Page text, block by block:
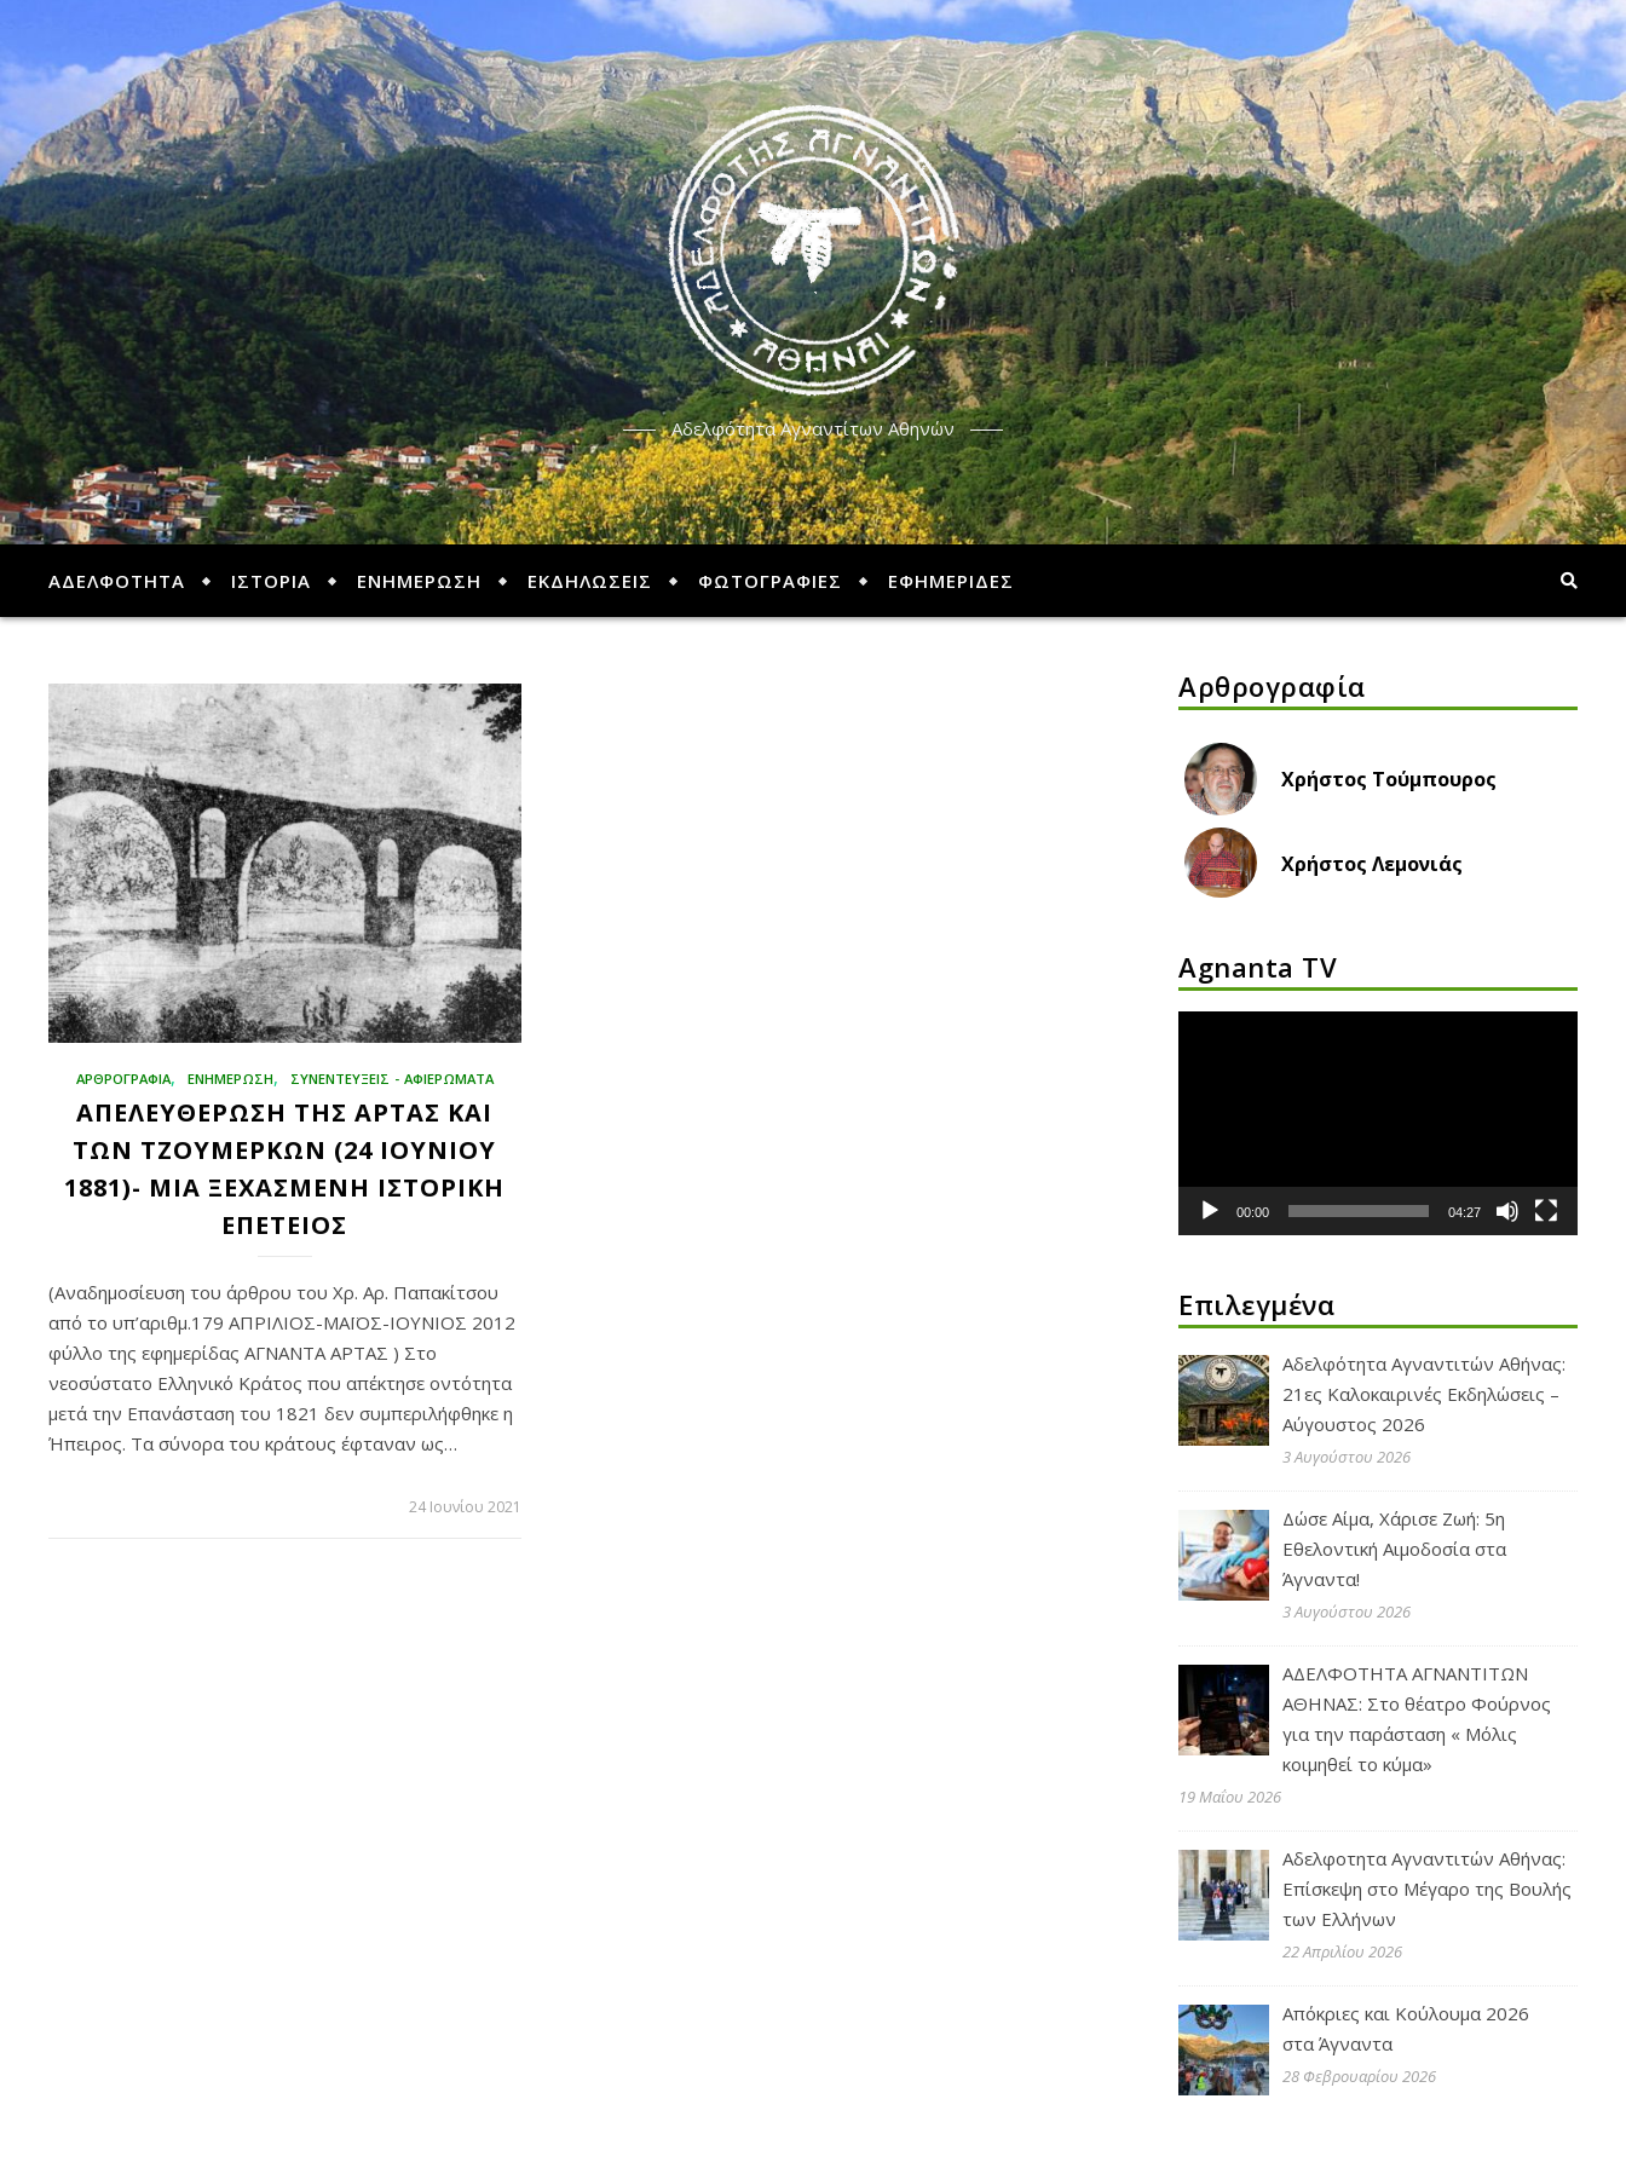
Αδελφότητα Αγναντίτων Αθηνών
ΑΔΕΛΦΟΤΗΤΑ ΙΣΤΟΡΙΑ ΕΝΗΜΕΡΩΣΗ ΕΚΔΗΛΩΣΕΙΣ ΦΩΤΟΓΡΑΦΙΕΣ ΕΦΗΜΕΡΙΔΕΣ
ΑΡΘΡΟΓΡΑΦΊΑ, ΕΝΗΜΕΡΩΣΗ, ΣΥΝΕΝΤΕΥΞΕΙΣ - ΑΦΙΕΡΩΜΑΤΑ
ΑΠΕΛΕΥΘΕΡΩΣΗ ΤΗΣ ΑΡΤΑΣ ΚΑΙ
ΤΩΝ ΤΖΟΥΜΕΡΚΩΝ (24 ΙΟΥΝΙΟΥ
1881)- ΜΙΑ ΞΕΧΑΣΜΕΝΗ ΙΣΤΟΡΙΚΗ
ΕΠΕΤΕΙΟΣ
(Αναδημοσίευση του άρθρου του Χρ. Αρ. Παπακίτσου
από το υπ’αριθμ.179 ΑΠΡΙΛΙΟΣ-ΜΑΪΟΣ-ΙΟΥΝΙΟΣ 2012
φύλλο της εφημερίδας ΑΓΝΑΝΤΑ ΑΡΤΑΣ ) Στο
νεοσύστατο Ελληνικό Κράτος που απέκτησε οντότητα
μετά την Επανάσταση του 1821 δεν συμπεριλήφθηκε η
Ήπειρος. Τα σύνορα του κράτους έφταναν ως…
24 Ιουνίου 2021
Αρθρογραφία
Χρήστος Τούμπουρος
Χρήστος Λεμονιάς
Agnanta TV
00:00 04:27
Επιλεγμένα
Αδελφότητα Αγναντιτών Αθήνας:
21ες Καλοκαιρινές Εκδηλώσεις –
Αύγουστος 2026
3 Αυγούστου 2026
Δώσε Αίμα, Χάρισε Ζωή: 5η
Εθελοντική Αιμοδοσία στα
Άγναντα!
3 Αυγούστου 2026
ΑΔΕΛΦΟΤΗΤΑ ΑΓΝΑΝΤΙΤΩΝ
ΑΘΗΝΑΣ: Στο θέατρο Φούρνος
για την παράσταση « Μόλις
κοιμηθεί το κύμα»
19 Μαΐου 2026
Αδελφοτητα Αγναντιτών Αθήνας:
Επίσκεψη στο Μέγαρο της Βουλής
των Ελλήνων
22 Απριλίου 2026
Απόκριες και Κούλουμα 2026
στα Άγναντα
28 Φεβρουαρίου 2026